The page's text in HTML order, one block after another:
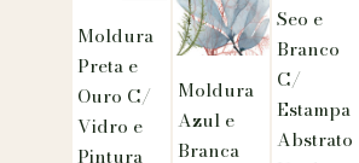
Moldura
Preta e
Ouro C/
Vidro e
Pintura
Moldura
Azul e
Branca
Seo e
Branco
C/
Estampa
Abstrato